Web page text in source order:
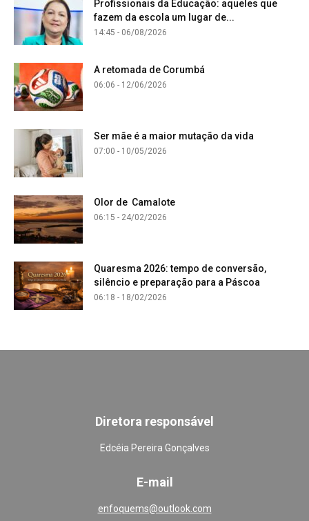
Profissionais da Educação: aqueles que
fazem da escola um lugar de...
14:45 - 06/08/2026
A retomada de Corumbá
06:06 - 12/06/2026
Ser mãe é a maior mutação da vida
07:00 - 10/05/2026
Olor de Camalote
06:15 - 24/02/2026
Quaresma 2026: tempo de conversão,
silêncio e preparação para a Páscoa
06:18 - 18/02/2026
Diretora responsável
Edcéia Pereira Gonçalves
E-mail
enfoquems@outlook.com